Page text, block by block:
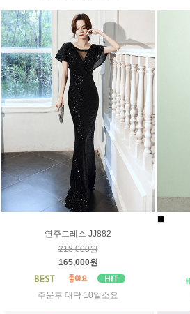
연주드레스 JJ882
218,000원
165,000원
주문후 대략 10일소요